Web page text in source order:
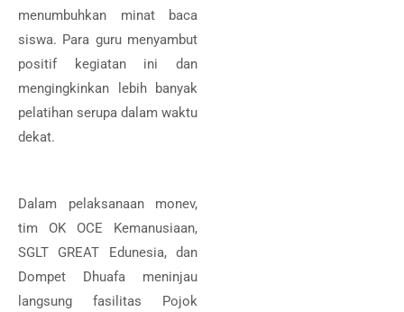
menumbuhkan minat baca
siswa. Para guru menyambut
positif kegiatan ini dan
mengingkinkan lebih banyak
pelatihan serupa dalam waktu
dekat.
Dalam pelaksanaan monev,
tim OK OCE Kemanusiaan,
SGLT GREAT Edunesia, dan
Dompet Dhuafa meninjau
langsung fasilitas Pojok